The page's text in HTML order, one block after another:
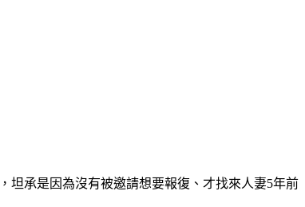
坦承是因為沒有被邀請想要報復、才找來人妻5年前